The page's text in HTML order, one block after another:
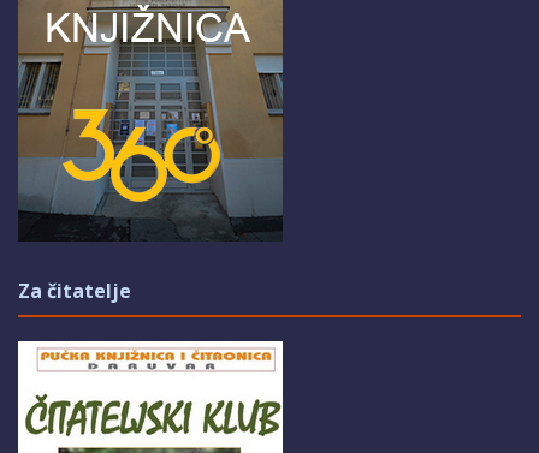
Za čitatelje